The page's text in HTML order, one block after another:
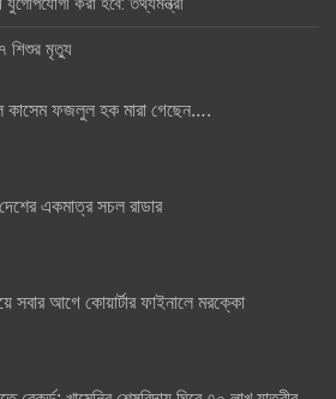
শিশুর মৃত্যু
ফজলুল হক মারা গেছেন….
একমাত্র সচল রাডার
সবার আগে কোয়ার্টার ফাইনালে মরক্কো